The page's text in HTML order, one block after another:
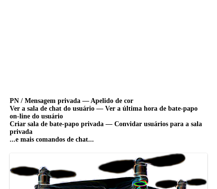
PN / Mensagem privada — Apelido de cor
Ver a sala de chat do usuário — Ver a última hora de bate-papo
on-line do usuário
Criar sala de bate-papo privada — Convidar usuários para a sala
privada
...e mais comandos de chat...